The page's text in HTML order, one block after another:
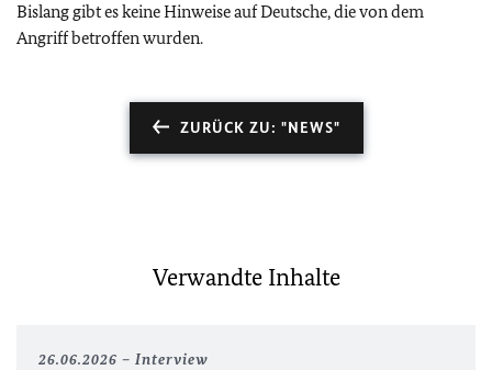
Bislang gibt es keine Hinweise auf Deutsche, die von dem
Angriff betroffen wurden.
ZURÜCK ZU: "NEWS"
Verwandte Inhalte
26.06.2026 Interview